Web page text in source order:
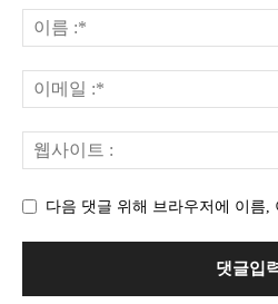
다음 댓글 위해 브라우저에 이름,